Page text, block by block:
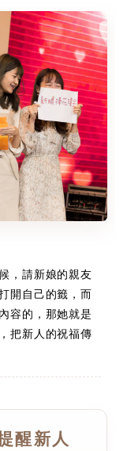
，請新娘的親友
開自己的籤，而
容的，那她就是
把新人的祝福傳
醒新人